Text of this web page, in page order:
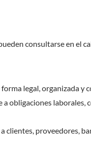
consultarse en el
legal, organizada y
obligaciones laborales,
proveedores,